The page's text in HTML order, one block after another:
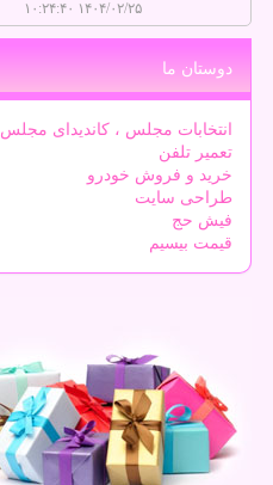
۱۴۰۴/۰۲/۲۵ ۱۰:۲۴:۴۰
دوستان ما
انتخابات مجلس ، کاندیدای مجلس
تعمیر تلفن
خرید و فروش خودرو
طراحی سایت
فیش حج
قیمت بیسیم